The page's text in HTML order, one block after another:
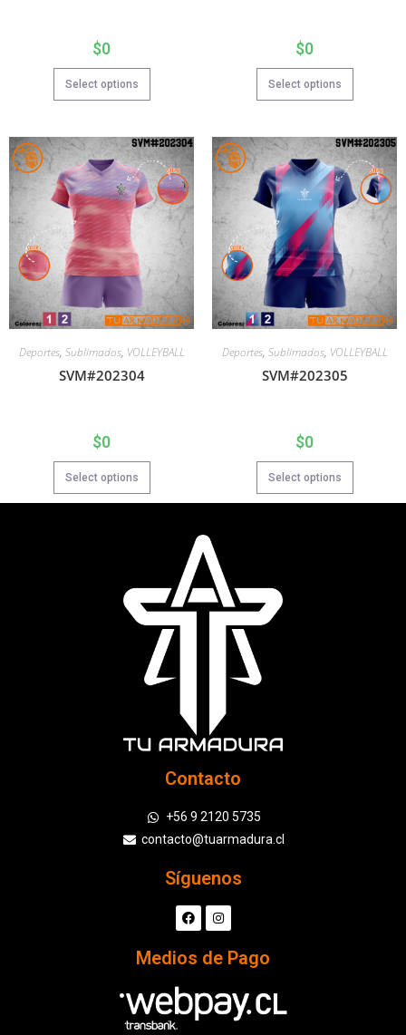
$0
Select options
$0
Select options
Deportes, Sublimados, VOLLEYBALL
SVM#202304
$0
Select options
Deportes, Sublimados, VOLLEYBALL
SVM#202305
$0
Select options
Contacto
+56 9 2120 5735
contacto@tuarmadura.cl
Síguenos
Medios de Pago